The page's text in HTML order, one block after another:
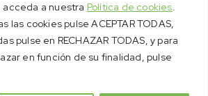
a nuestra Política de cookies.
las cookies pulse ACEPTAR TODAS,
pulse en RECHAZAR TODAS, y para
en función de su finalidad, pulse